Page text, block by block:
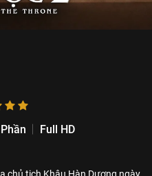
Full HD